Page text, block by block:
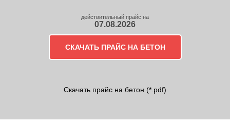
действительный прайс на
07.08.2026
СКАЧАТЬ ПРАЙС НА БЕТОН
Скачать прайс на бетон (*.pdf)